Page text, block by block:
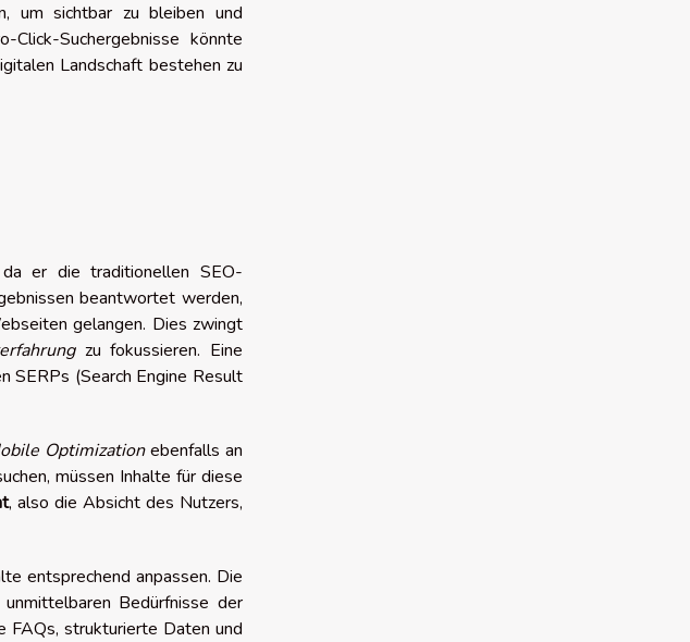
um sichtbar zu bleiben und
Suchergebnisse könnte
Landschaft bestehen zu
er die traditionellen SEO-
beantwortet werden,
gelangen. Dies zwingt
zu fokussieren. Eine
SERPs (Search Engine Result
Optimizationebenfalls an
müssen Inhalte für diese
, also die Absicht des Nutzers,
entsprechend anpassen. Die
Bedürfnisse der
FAQs, strukturierte Daten und